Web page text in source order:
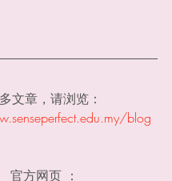
文章，请浏览：
blog
官方网页 ：